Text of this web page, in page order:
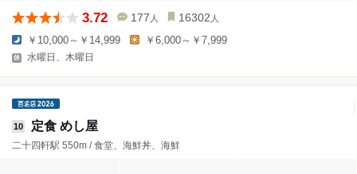
3.72 177 人 16302 人
￥10,000～￥14,999 ￥6,000～￥7,999
水曜日、木曜日
10 定食 めし屋
二十四軒駅 550m / 食堂、海鮮丼、海鮮